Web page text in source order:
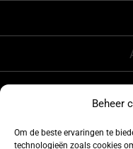
Beheer
Om de beste ervaringen te
technologieën zoals cookies